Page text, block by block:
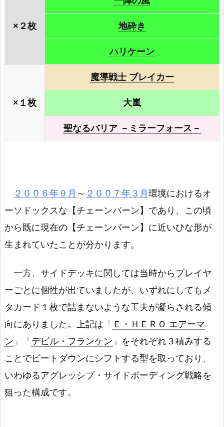
×２枚 地砕き
ハリケーン
×１枚
魔導戦士 ブレイカー
大嵐
聖なるバリア －ミラーフォース－
２００６年９月 ～ ２００７年３月 環境におけるオ
ーソドックスな【チェーンバーン】であり、この頃
から既に現在の【チェーンバーン】に近いひな形が
生まれていたことが分かります。
一方、サイドデッキに関しては当時からプレイヤ
ーごとに個性が出ていましたが、いずれにしてもメ
タカード１枚で詰まないような工夫が凝らされる傾
向にありました。上記は「 Ｅ・ＨＥＲＯ エアーマ
ン 」「 デビル・フランケン 」をそれぞれ３積みする
ことでビートダウンにシフトする型を取っており、
いわゆるアグレッシブ・サイドボーディング戦略を
狙った構成です。